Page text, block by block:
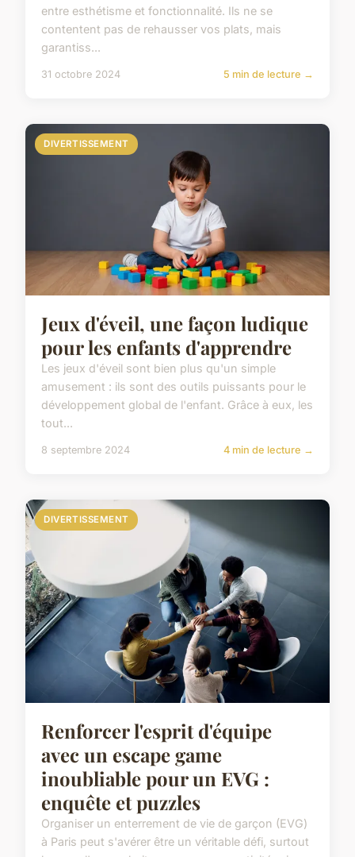
entre esthétisme et fonctionnalité. Ils ne se
contentent pas de rehausser vos plats, mais
garantiss...
31 octobre 2024 5 min de lecture →
DIVERTISSEMENT
Jeux d'éveil, une façon ludique
pour les enfants d'apprendre
Les jeux d'éveil sont bien plus qu'un simple
amusement : ils sont des outils puissants pour le
développement global de l'enfant. Grâce à eux, les
tout...
8 septembre 2024 4 min de lecture →
DIVERTISSEMENT
Renforcer l'esprit d'équipe
avec un escape game
inoubliable pour un EVG :
enquête et puzzles
Organiser un enterrement de vie de garçon (EVG)
à Paris peut s'avérer être un véritable défi, surtout